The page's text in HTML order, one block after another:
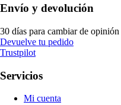
Envío y devolución
30 días para cambiar de opinión
Devuelve tu pedido
Trustpilot
Servicios
Mi cuenta